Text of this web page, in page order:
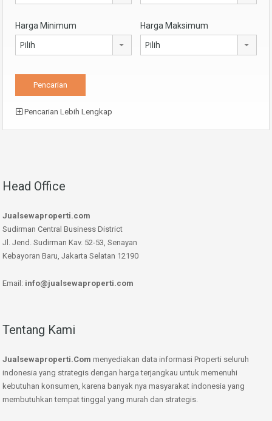
Harga Minimum
Pilih
Harga Maksimum
Pilih
Pencarian Lebih Lengkap
Head Office
Jualsewaproperti.com
Sudirman Central Business District
Jl. Jend. Sudirman Kav. 52-53, Senayan
Kebayoran Baru, Jakarta Selatan 12190
Email: info@jualsewaproperti.com
Tentang Kami
Jualsewaproperti.Com menyediakan data informasi Properti seluruh
indonesia yang strategis dengan harga terjangkau untuk memenuhi
kebutuhan konsumen, karena banyak nya masyarakat indonesia yang
membutuhkan tempat tinggal yang murah dan strategis.